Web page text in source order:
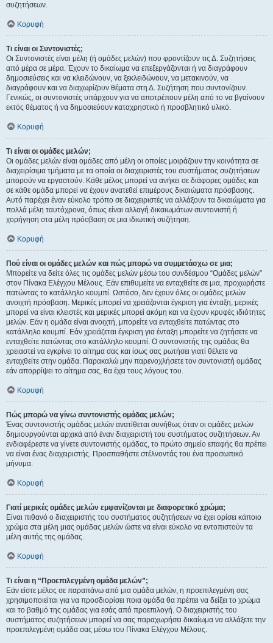
συζητήσεων.
Κορυφή
Τι είναι οι Συντονιστές;
Οι Συντονιστές είναι μέλη (ή ομάδες μελών) που φροντίζουν τις Δ. Συζητήσεις
από μέρα σε μέρα. Έχουν το δικαίωμα να επεξεργάζονται ή να διαγράφουν
δημοσιεύσεις και να κλειδώνουν, να ξεκλειδώνουν, να μετακινούν, να
διαγράφουν και να διαχωρίζουν θέματα στη Δ. Συζήτηση που συντονίζουν.
Γενικώς, οι συντονιστές υπάρχουν για να αποτρέπουν μέλη από το να βγαίνουν
εκτός θέματος ή να δημοσιεύουν καταχρηστικό ή προσβλητικό υλικό.
Κορυφή
Τι είναι οι ομάδες μελών;
Οι ομάδες μελών είναι ομάδες από μέλη οι οποίες μοιράζουν την κοινότητα σε
διαχειρίσιμα τμήματα με τα οποία οι διαχειριστές του συστήματος συζητήσεων
μπορούν να εργαστούν. Κάθε μέλος μπορεί να ανήκει σε διάφορες ομάδες και
σε κάθε ομάδα μπορεί να έχουν ανατεθεί επιμέρους δικαιώματα πρόσβασης.
Αυτό παρέχει έναν εύκολο τρόπο σε διαχειριστές να αλλάξουν τα δικαιώματα για
πολλά μέλη ταυτόχρονα, όπως είναι αλλαγή δικαιωμάτων συντονιστή ή
χορήγηση στα μέλη πρόσβαση σε μια ιδιωτική συζήτηση.
Κορυφή
Πού είναι οι ομάδες μελών και πώς μπορώ να συμμετάσχω σε μια;
Μπορείτε να δείτε όλες τις ομάδες μελών μέσω του συνδέσμου “Ομάδες μελών”
στον Πίνακα Ελέγχου Μέλους. Εάν επιθυμείτε να ενταχθείτε σε μια, προχωρήστε
πατώντας το κατάλληλο κουμπί. Ωστόσο, δεν έχουν όλες οι ομάδες μελών
ανοιχτή πρόσβαση. Μερικές μπορεί να χρειάζονται έγκριση για ένταξη, μερικές
μπορεί να είναι κλειστές και μερικές μπορεί ακόμη και να έχουν κρυφές ιδιότητες
μελών. Εάν η ομάδα είναι ανοιχτή, μπορείτε να ενταχθείτε πατώντας στο
κατάλληλο κουμπί. Εάν χρειάζεται έγκριση για ένταξη μπορείτε να ζητήσετε να
ενταχθείτε πατώντας στο κατάλληλο κουμπί. Ο συντονιστής της ομάδας θα
χρειαστεί να εγκρίνει το αίτημα σας και ίσως σας ρωτήσει γιατί θέλετε να
ενταχθείτε στην ομάδα. Παρακαλώ μην παρενοχλήσετε τον συντονιστή ομάδας
εάν απορρίψει το αίτημα σας, θα έχει τους λόγους του.
Κορυφή
Πώς μπορώ να γίνω συντονιστής ομάδας μελών;
Ένας συντονιστής ομάδας μελών ανατίθεται συνήθως όταν οι ομάδες μελών
δημιουργούνται αρχικά από έναν διαχειριστή του συστήματος συζητήσεων. Αν
ενδιαφέρεστε να γίνετε συντονιστής ομάδας, το πρώτο σημείο επαφής θα πρέπει
να είναι ένας διαχειριστής. Προσπαθήστε στέλνοντάς του ένα προσωπικό
μήνυμα.
Κορυφή
Γιατί μερικές ομάδες μελών εμφανίζονται με διαφορετικό χρώμα;
Είναι πιθανό ο διαχειριστής του συστήματος συζητήσεων να έχει ορίσει κάποιο
χρώμα στα μέλη μιας ομάδας μελών ώστε να είναι εύκολο να εντοπιστούν τα
μέλη αυτής της ομάδας.
Κορυφή
Τι είναι η “Προεπιλεγμένη ομάδα μελών”;
Εάν είστε μέλος σε παραπάνω από μια ομάδα μελών, η προεπιλεγμένη σας
χρησιμοποιείται για να προσδιορίσει ποια ομάδα θα πρέπει να δείξει το χρώμα
και το βαθμό της ομάδας για εσάς από προεπιλογή. Ο διαχειριστής του
συστήματος συζητήσεων μπορεί να σας παραχωρήσει δικαίωμα να αλλάξετε την
προεπιλεγμένη ομάδα σας μέσω του Πίνακα Ελέγχου Μέλους.